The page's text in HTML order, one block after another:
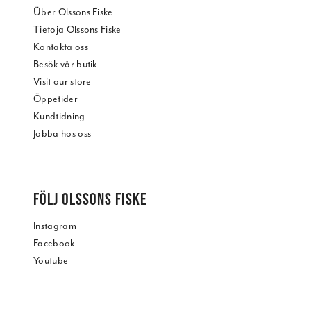
Über Olssons Fiske
Tietoja Olssons Fiske
Kontakta oss
Besök vår butik
Visit our store
Öppetider
Kundtidning
Jobba hos oss
FÖLJ OLSSONS FISKE
Instagram
Facebook
Youtube